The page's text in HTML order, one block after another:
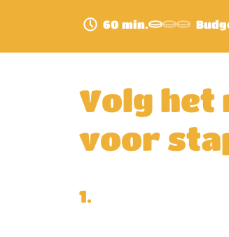
60 min.
Volg het
voor
1.